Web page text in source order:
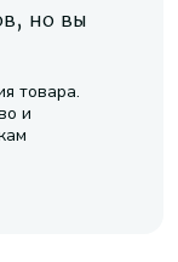
но вы
товара.
и